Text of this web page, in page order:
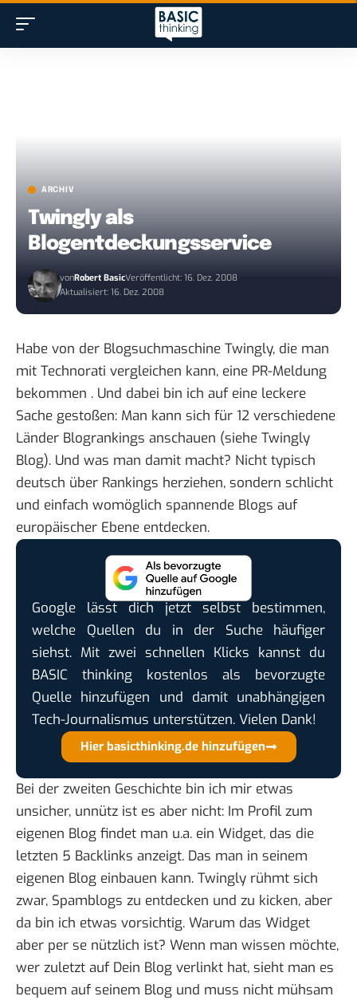
ARCHIV
Twingly als
Blogentdeckungsservice
vonRobert BasicVeröffentlicht: 16. Dez. 2008
Aktualisiert: 16. Dez. 2008
Habe von der Blogsuchmaschine Twingly, die man
mit Technorati vergleichen kann, eine PR-Meldung
bekommen . Und dabei bin ich auf eine leckere
Sache gestoßen: Man kann sich für 12 verschiedene
Länder Blogrankings anschauen (siehe Twingly
Blog). Und was man damit macht? Nicht typisch
deutsch über Rankings herziehen, sondern schlicht
und einfach womöglich spannende Blogs auf
europäischer Ebene entdecken.
Google lässt dich jetzt selbst bestimmen,
welche Quellen du in der Suche häufiger
siehst. Mit zwei schnellen Klicks kannst du
BASIC thinking kostenlos als bevorzugte
Quelle hinzufügen und damit unabhängigen
Tech-Journalismus unterstützen. Vielen Dank!
Hier basicthinking.de hinzufügen
Bei der zweiten Geschichte bin ich mir etwas
unsicher, unnütz ist es aber nicht: Im Profil zum
eigenen Blog findet man u.a. ein Widget, das die
letzten 5 Backlinks anzeigt. Das man in seinem
eigenen Blog einbauen kann. Twingly rühmt sich
zwar, Spamblogs zu entdecken und zu kicken, aber
da bin ich etwas vorsichtig. Warum das Widget
aber per se nützlich ist? Wenn man wissen möchte,
wer zuletzt auf Dein Blog verlinkt hat, sieht man es
bequem auf seinem Blog und muss nicht mühsam